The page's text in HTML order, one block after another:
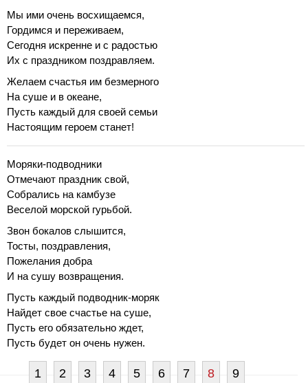
Мы ими очень восхищаемся,
Гордимся и переживаем,
Сегодня искренне и с радостью
Их с праздником поздравляем.
Желаем счастья им безмерного
На суше и в океане,
Пусть каждый для своей семьи
Настоящим героем станет!
Моряки-подводники
Отмечают праздник свой,
Собрались на камбузе
Веселой морской гурьбой.
Звон бокалов слышится,
Тосты, поздравления,
Пожелания добра
И на сушу возвращения.
Пусть каждый подводник-моряк
Найдет свое счастье на суше,
Пусть его обязательно ждет,
Пусть будет он очень нужен.
1 2 3 4 5 6 7 8 9